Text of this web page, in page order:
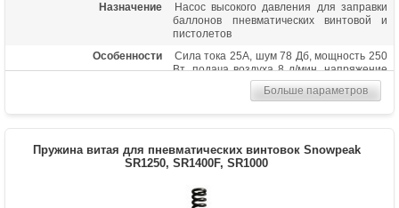
Назначение
Насос высокого давления для заправки
баллонов пневматических винтовой и
пистолетов
Особенности
Сила тока 25А, шум 78 Дб, мощность 250
Вт, подача воздуха 8 л/мин, напряжение
110В/220В или 12Вт. Насос закачивает
250 см3 до 300 бар за 10 мин
Больше параметров
Пружина витая для пневматических винтовок Snowpeak
SR1250, SR1400F, SR1000